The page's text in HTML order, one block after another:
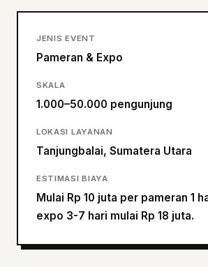
JENIS EVENT
Pameran & Expo
SKALA
1.000–50.000 pengunjung
LOKASI LAYANAN
Tanjungbalai, Sumatera Utara
ESTIMASI BIAYA
Mulai Rp 10 juta per pameran 1
expo 3-7 hari mulai Rp 18 juta.